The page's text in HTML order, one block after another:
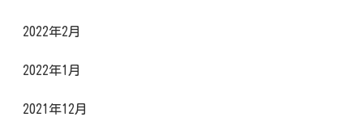
2022年2月
2022年1月
2021年12月